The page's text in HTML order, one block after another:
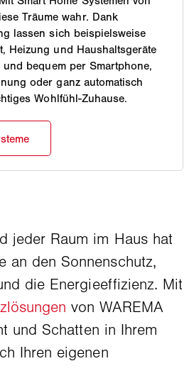
Träume wahr. Dank
lassen sich beispielsweise
Heizung und Haushaltsgeräte
bequem per Smartphone,
oder ganz automatisch
Wohlfühl-Zuhause.
jeder Raum im Haus hat
an den Sonnenschutz,
die Energieeffizienz. Mit
von WAREMA
und Schatten in Ihrem
Ihren eigenen